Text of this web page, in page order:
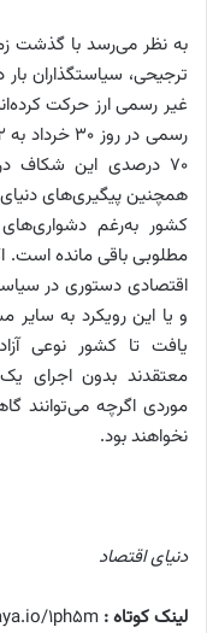
به نظر می‌رسد با گذشت
ترجیحی، سیاستگذاران
غیر رسمی ارز حرکت
همچنین پیگیری‌های
کشور به‌رغم
مطلوبی باقی مانده است.
اقتصادی دستوری در
و یا این رویکرد به
یافت تا کشور نوعی
معتقدند بدون اجرای
موردی اگرچه می‌توانند
نخواهند بود.
دنیای اقتصاد
لینک کوتاه : 1ph5m